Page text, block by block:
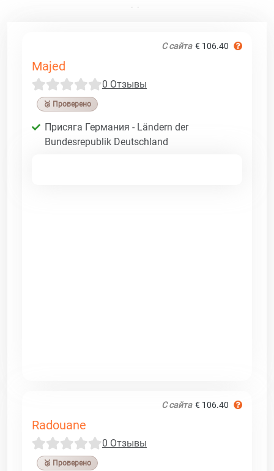
С сайта € 106.40
Majed
0 Отзывы
🥉 Проверено
Присяга Германия - Ländern der
Bundesrepublik Deutschland
С сайта € 106.40
Radouane
0 Отзывы
🥉 Проверено